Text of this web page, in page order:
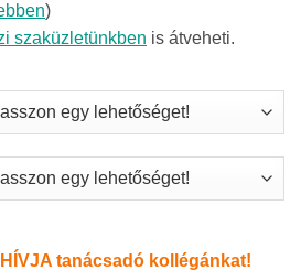
)
szaküzletünkben is átveheti.
tanácsadó kollégánkat!